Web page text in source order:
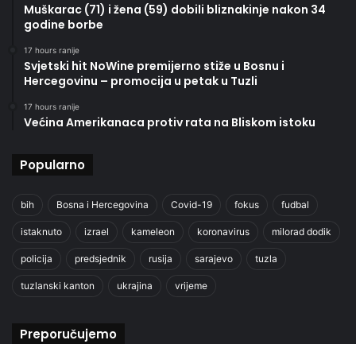
Muškarac (71) i žena (59) dobili bliznakinje nakon 34
godine borbe
17 hours ranije
Svjetski hit NoWine premijerno stiže u Bosnu i
Hercegovinu – promocija u petak u Tuzli
17 hours ranije
Većina Amerikanaca protiv rata na Bliskom istoku
Popularno
bih Bosna i Hercegovina Covid-19 fokus fudbal
istaknuto izrael kameleon koronavirus milorad dodik
policija predsjednik rusija sarajevo tuzla
tuzlanski kanton ukrajina vrijeme
Preporučujemo